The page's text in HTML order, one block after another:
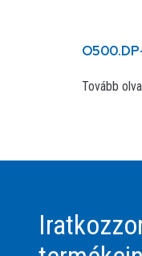
Tovább